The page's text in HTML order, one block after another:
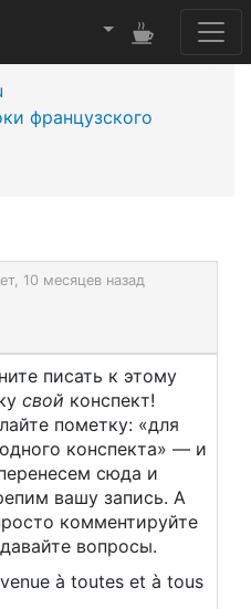
французского
10 месяцев назад
писать к этому
свой конспект!
пометку: «для
конспекта» — и
сюда и
вашу запись. А
комментируйте
вопросы.
à toutes et à tous